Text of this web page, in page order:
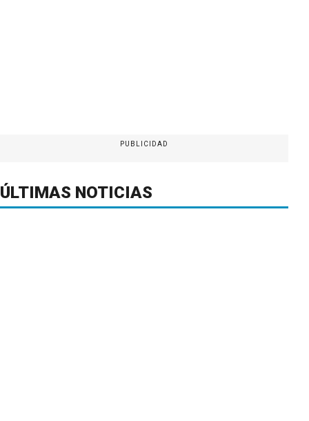
PUBLICIDAD
ÚLTIMAS NOTICIAS